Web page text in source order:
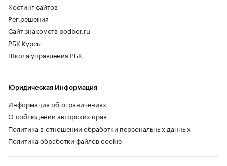
Хостинг сайтов
Рег.решения
Сайт знакомств podbor.ru
РБК Курсы
Школа управления РБК
Юридическая Информация
Информация об ограничениях
О соблюдении авторских прав
Политика в отношении обработки персональных данных
Политика обработки файлов cookie